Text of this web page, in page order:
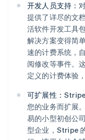
开发人员支持：
提供了详尽的文
活软件开发工具
解决方案变得简
速的计费系统，
阅修改等事件。
定义的计费体验
可扩展性：
您的业务而扩展
易的小型初创公
型企业，Stripe